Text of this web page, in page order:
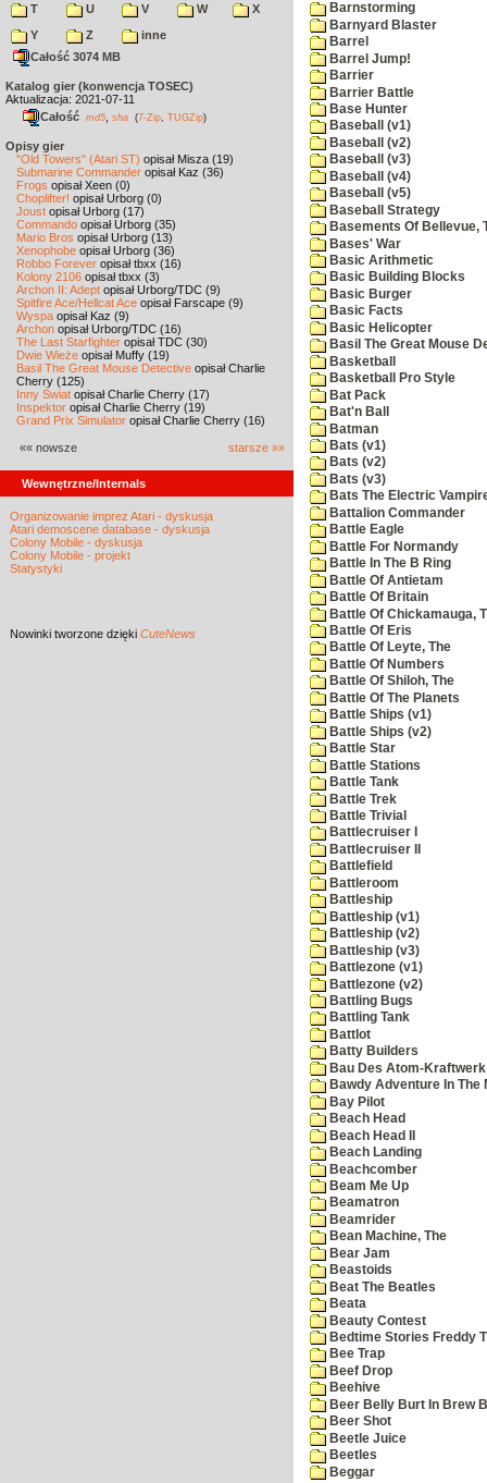
T
U V W
X
Y
Z
inne
Całość 3074 MB
Katalog gier (konwencja TOSEC)
Aktualizacja: 2021-07-11
Całość md5 sha (7-Zip TUGZip)
Opisy gier
"Old Towers" (Atari ST) opisał Misza (19)
Submarine Commander opisał Kaz (36)
Frogs opisał Xeen (0)
Choplifter! opisał Urborg (0)
Joust opisał Urborg (17)
Commando opisał Urborg (35)
Mario Bros opisał Urborg (13)
Xenophobe opisał Urborg (36)
Robbo Forever opisał tbxx (16)
Kolony 2106 opisał tbxx (3)
Archon II: Adept opisał Urborg/TDC (9)
Spitfire Ace/Hellcat Ace opisał Farscape (9)
Wyspa opisał Kaz (9)
Archon opisał Urborg/TDC (16)
The Last Starfighter opisał TDC (30)
Dwie Wieże opisał Muffy (19)
Basil The Great Mouse Detective opisał Charlie
Cherry (125)
Inny Świat opisał Charlie Cherry (17)
Inspektor opisał Charlie Cherry (19)
Grand Prix Simulator opisał Charlie Cherry (16)
«« nowsze starsze »»
Wewnętrzne/Internals
Organizowanie imprez Atari - dyskusja
Atari demoscene database - dyskusja
Colony Mobile - dyskusja
Colony Mobile - projekt
Statystyki
Nowinki tworzone dzięki CuteNews
Barnstorming
Barnyard Blaster
Barrel
Barrel Jump!
Barrier
Barrier Battle
Base Hunter
Baseball (v1)
Baseball (v2)
Baseball (v3)
Baseball (v4)
Baseball (v5)
Baseball Strategy
Basements Of Bellevue,
Bases' War
Basic Arithmetic
Basic Building Blocks
Basic Burger
Basic Facts
Basic Helicopter
Basil The Great Mouse
Basketball
Basketball Pro Style
Bat Pack
Bat'n Ball
Batman
Bats (v1)
Bats (v2)
Bats (v3)
Bats The Electric
Battalion Commander
Battle Eagle
Battle For Normandy
Battle In The B Ring
Battle Of Antietam
Battle Of Britain
Battle Of Chickamauga,
Battle Of Eris
Battle Of Leyte, The
Battle Of Numbers
Battle Of Shiloh, The
Battle Of The Planets
Battle Ships (v1)
Battle Ships (v2)
Battle Star
Battle Stations
Battle Tank
Battle Trek
Battle Trivial
Battlecruiser I
Battlecruiser II
Battlefield
Battleroom
Battleship
Battleship (v1)
Battleship (v2)
Battleship (v3)
Battlezone (v1)
Battlezone (v2)
Battling Bugs
Battling Tank
Battlot
Batty Builders
Bau Des Atom-Kraftwerk
Bawdy Adventure In The
Bay Pilot
Beach Head
Beach Head II
Beach Landing
Beachcomber
Beam Me Up
Beamatron
Beamrider
Bean Machine, The
Bear Jam
Beastoids
Beat The Beatles
Beata
Beauty Contest
Bedtime Stories Freddy
Bee Trap
Beef Drop
Beehive
Beer Belly Burt In Brew
Beer Shot
Beetle Juice
Beetles
Beggar